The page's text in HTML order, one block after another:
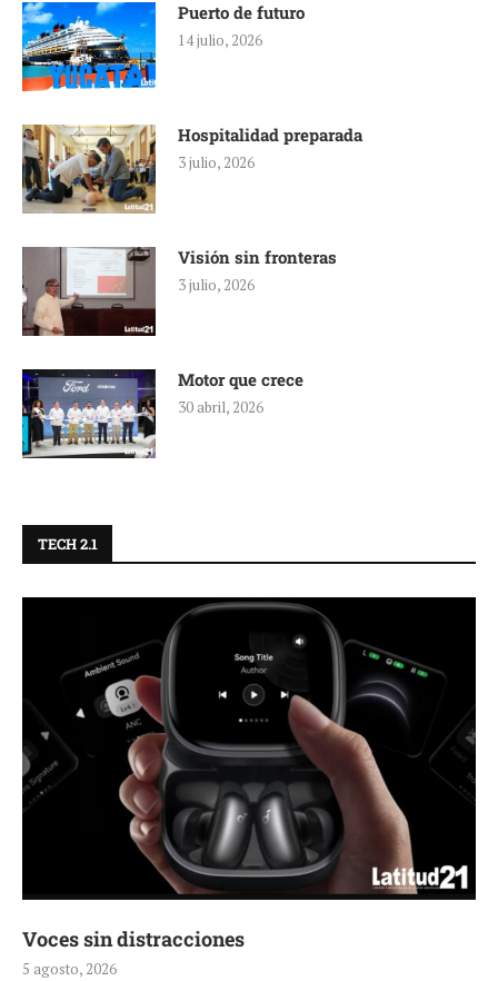
Puerto de futuro
14 julio, 2026
Hospitalidad preparada
3 julio, 2026
Visión sin fronteras
3 julio, 2026
Motor que crece
30 abril, 2026
TECH 2.1
Voces sin distracciones
5 agosto, 2026